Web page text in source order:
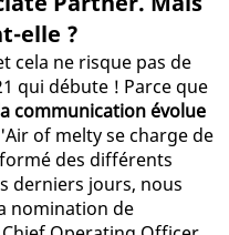
elle ?
cela ne risque pas de
qui débute ! Parce que
communication évolue
of melty se charge de
des différents
derniers jours, nous
nomination de